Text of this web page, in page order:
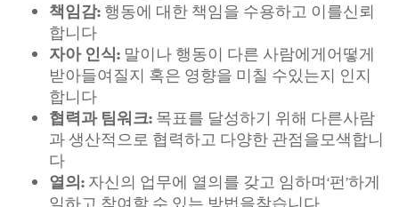
책임감: 행동에 대한 책임을 수용하고 이를신뢰
합니다
자아 인식: 말이나 행동이 다른 사람에게어떻게
받아들여질지 혹은 영향을 미칠 수있는지 인지
합니다
협력과 팀워크: 목표를 달성하기 위해 다른사람
과 생산적으로 협력하고 다양한 관점을모색합니
다
열의: 자신의 업무에 열의를 갖고 임하며‘펀’하게
일하고 참여할 수 있는 방법을찾습니다